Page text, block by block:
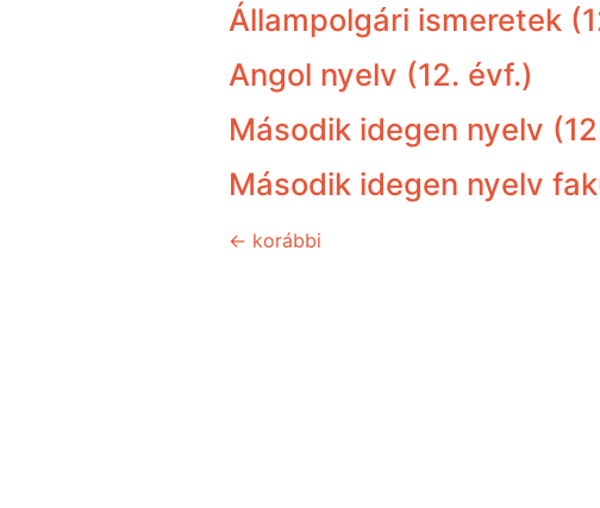
Állampolgári ismeretek
Angol nyelv (12. évf.)
Második idegen nyelv
Második idegen nyelv
← korábbi